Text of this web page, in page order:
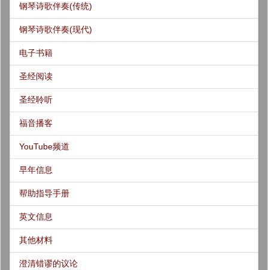
钢琴诗歌伴奏(传统)
钢琴诗歌伴奏(现代)
电子书籍
圣经阅读
圣经聆听
福音播客
YouTube频道
早年信息
帮助指导手册
英文信息
其他材料
澄清错谬的议论